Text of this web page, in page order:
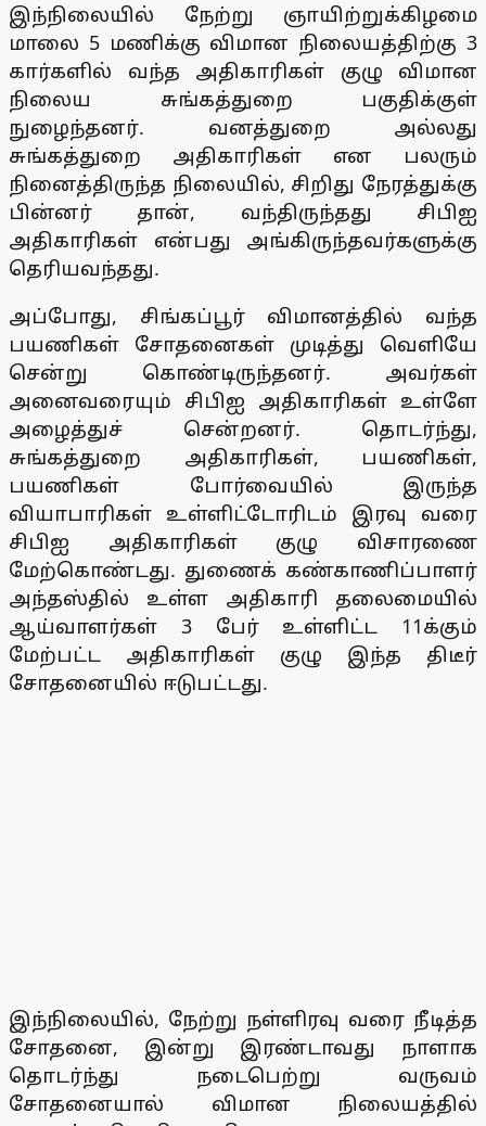
இந்நிலையில் நேற்று ஞாயிற்றுக்கிழமை
மாலை 5 மணிக்கு விமான நிலையத்திற்கு 3
கார்களில் வந்த அதிகாரிகள் குழு விமான
நிலைய சுங்கத்துறை பகுதிக்குள்
நுழைந்தனர். வனத்துறை அல்லது
சுங்கத்துறை அதிகாரிகள் என பலரும்
நினைத்திருந்த நிலையில், சிறிது நேரத்துக்கு
பின்னர் தான், வந்திருந்தது சிபிஐ
அதிகாரிகள் என்பது அங்கிருந்தவர்களுக்கு
தெரியவந்தது.
அப்போது, சிங்கப்பூர் விமானத்தில் வந்த
பயணிகள் சோதனைகள் முடித்து வெளியே
சென்று கொண்டிருந்தனர். அவர்கள்
அனைவரையும் சிபிஐ அதிகாரிகள் உள்ளே
அழைத்துச் சென்றனர். தொடர்ந்து,
சுங்கத்துறை அதிகாரிகள், பயணிகள்,
பயணிகள் போர்வையில் இருந்த
வியாபாரிகள் உள்ளிட்டோரிடம் இரவு வரை
சிபிஐ அதிகாரிகள் குழு விசாரணை
மேற்கொண்டது. துணைக் கண்காணிப்பாளர்
அந்தஸ்தில் உள்ள அதிகாரி தலைமையில்
ஆய்வாளர்கள் 3 பேர் உள்ளிட்ட 11க்கும்
மேற்பட்ட அதிகாரிகள் குழு இந்த திடீர்
சோதனையில் ஈடுபட்டது.
இந்நிலையில், நேற்று நள்ளிரவு வரை நீடித்த
சோதனை, இன்று இரண்டாவது நாளாக
தொடர்ந்து நடைபெற்று வருவம்
சோதனையால் விமான நிலையத்தில்